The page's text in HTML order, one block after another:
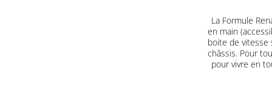
La Formule
en main
boite de
châssis. Pour
pour vivre en